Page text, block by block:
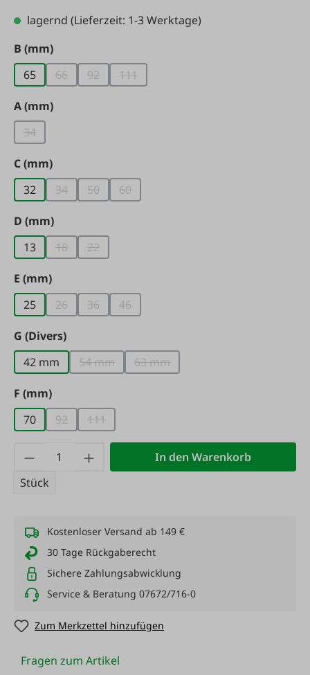
lagernd (Lieferzeit: 1-3 Werktage)
B (mm)auswählen
65
66(Diese Option ist zurzeit nicht verfügbar.)
92(Diese Option ist zurzeit nicht verfügbar.)
111(Diese Option ist zurzeit nicht
A (mm)auswählen
34(Diese Option ist zurzeit nicht verfügbar.)
C (mm)auswählen
32
34(Diese Option ist zurzeit nicht verfügbar.)
50(Diese Option ist zurzeit nicht verfügbar.)
60(Diese Option ist zurzeit nicht
D (mm)auswählen
13
18(Diese Option ist zurzeit nicht verfügbar.)
22(Diese Option ist zurzeit nicht verfügbar.)
E (mm)auswählen
25
26(Diese Option ist zurzeit nicht verfügbar.)
36(Diese Option ist zurzeit nicht verfügbar.)
46(Diese Option ist zurzeit nicht
G (Divers)auswählen
42 mm
54 mm(Diese Option ist zurzeit nicht verfügbar.)
63 mm(Diese Option ist zurzeit nicht
F (mm)auswählen
70
92(Diese Option ist zurzeit nicht verfügbar.)
111(Diese Option ist zurzeit nicht verfügbar.)
Produkt Anzahl: Gib den gewünschten
Stück
In den Warenkorb
Kostenloser Versand ab 149 €
30 Tage Rückgaberecht
Sichere Zahlungsabwicklung
Service & Beratung 07672/716-0
Zum Merkzettel hinzufügen
Fragen zum Artikel